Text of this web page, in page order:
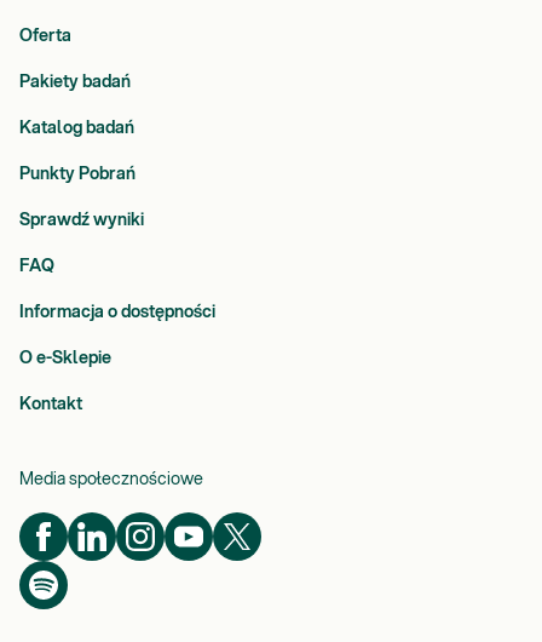
Oferta
Pakiety badań
Katalog badań
Punkty Pobrań
Sprawdź wyniki
FAQ
Informacja o dostępności
O e-Sklepie
Kontakt
Media społecznościowe